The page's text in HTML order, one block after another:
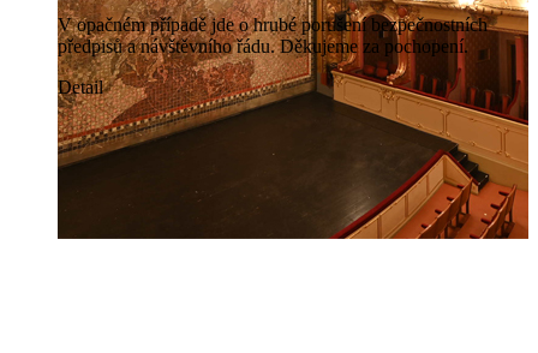
V opačném případě jde o hrubé porušení bezpečnostních
předpisů a návštěvního řádu. Děkujeme za pochopení.
Detail